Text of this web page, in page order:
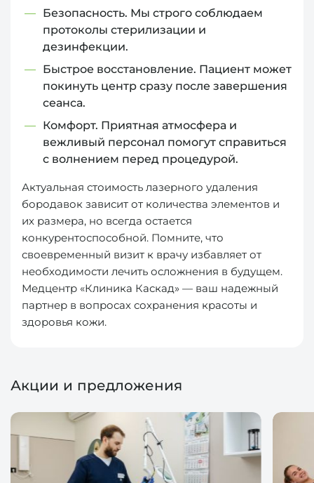
Безопасность. Мы строго соблюдаем
протоколы стерилизации и
дезинфекции.
Быстрое восстановление. Пациент может
покинуть центр сразу после завершения
сеанса.
Комфорт. Приятная атмосфера и
вежливый персонал помогут справиться
с волнением перед процедурой.
Актуальная стоимость лазерного удаления
бородавок зависит от количества элементов и
их размера, но всегда остается
конкурентоспособной. Помните, что
своевременный визит к врачу избавляет от
необходимости лечить осложнения в будущем.
Медцентр «Клиника Каскад» — ваш надежный
партнер в вопросах сохранения красоты и
здоровья кожи.
Акции и предложения